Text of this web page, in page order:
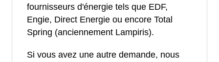
fournisseurs d'énergie tels que EDF,
Engie, Direct Energie ou encore Total
Spring (anciennement Lampiris).
Si vous avez une autre demande, nous